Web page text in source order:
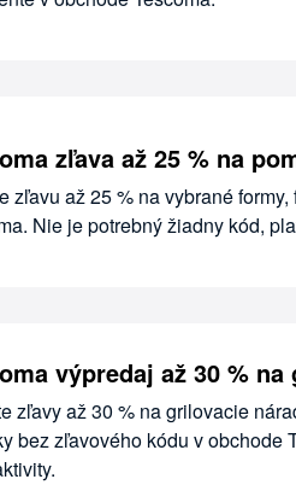
zľava až 25 % na
zľavu až 25 % na vybrané
Nie je potrebný žiadny kód,
výpredaj až 30 %
zľavy až 30 % na grilovacie
bez zľavového kódu v obchode